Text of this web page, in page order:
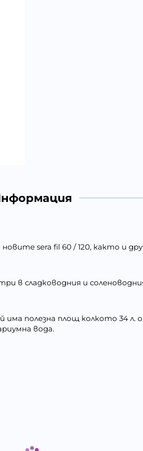
sera fil 60 / 120, както и
в сладководния и
полезна площ колкото 34 л.
вода.